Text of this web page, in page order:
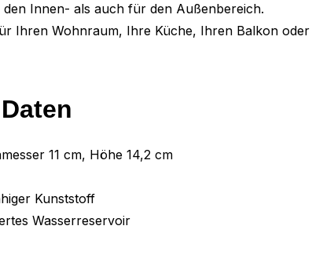
Innen- als auch für den Außenbereich.
Ihren Wohnraum, Ihre Küche, Ihren Balkon oder
11 cm, Höhe 14,2 cm
Kunststoff
Wasserreservoir